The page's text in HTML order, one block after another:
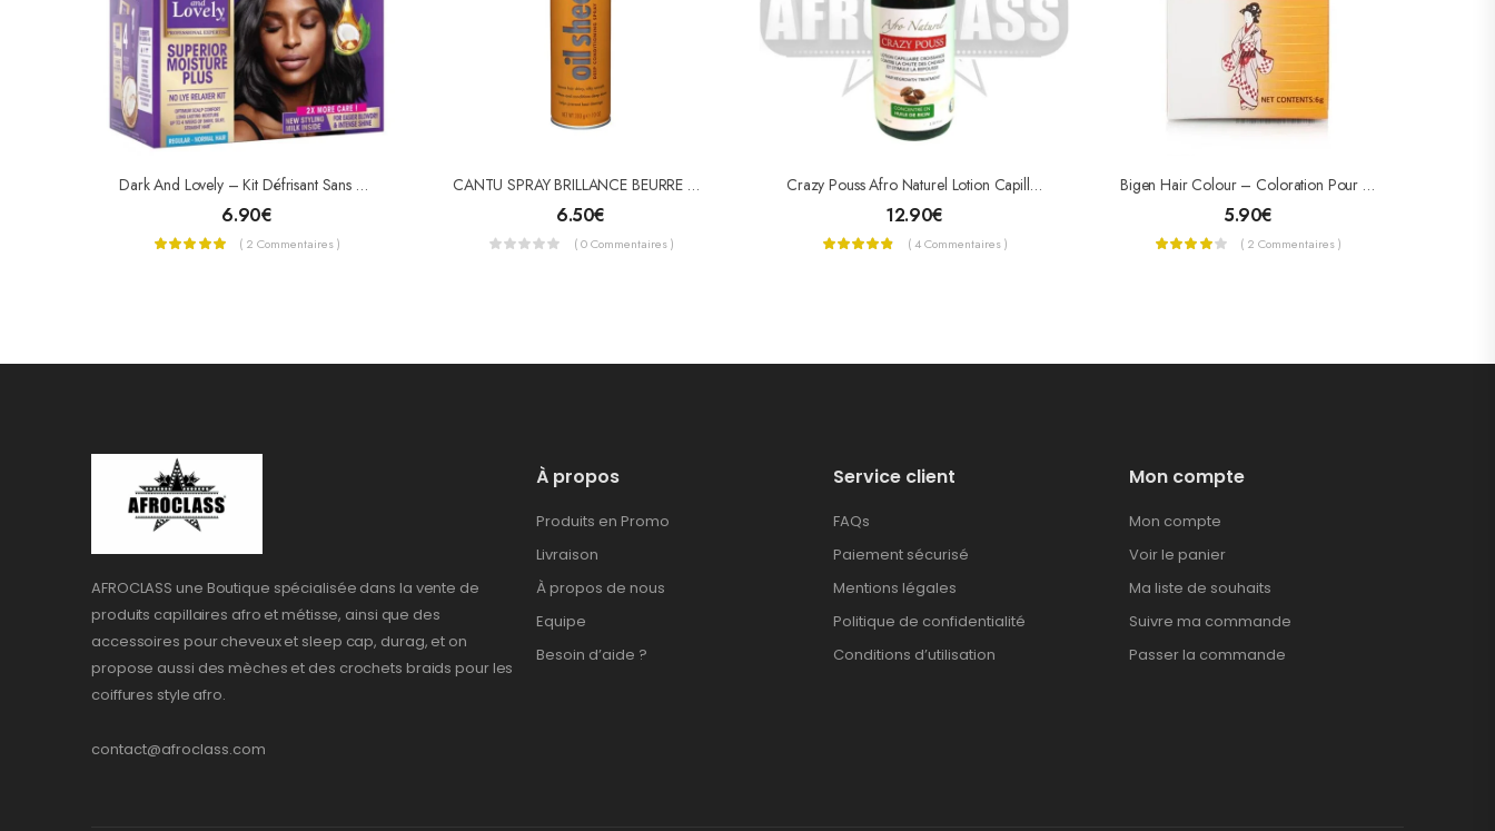
Dark And Lovely – Kit Défrisant Sans Soude Soin Démêlant Intense Plus Au Beurre De Karité
6.90€
( 2 Commentaires )
CANTU SPRAY BRILLANCE BEURRE DE KARITÉ (OIL SHEEN)
6.50€
( 0 Commentaires )
Crazy Pouss Afro Naturel Lotion Capillaire
12.90€
( 4 Commentaires )
Bigen Hair Colour – Coloration Pour Cheveux
5.90€
( 2 Commentaires )
AFROCLASS une Boutique spécialisée dans la vente de
produits capillaires afro et métisse, ainsi que des
accessoires pour cheveux et sleep cap, durag, et on
propose aussi des mèches et des crochets braids pour les
coiffures style afro.
contact@afroclass.com
À propos
Produits en Promo
Livraison
À propos de nous
Equipe
Besoin d’aide ?
Service client
FAQs
Paiement sécurisé
Mentions légales
Politique de confidentialité
Conditions d’utilisation
Mon compte
Mon compte
Voir le panier
Ma liste de souhaits
Suivre ma commande
Passer la commande